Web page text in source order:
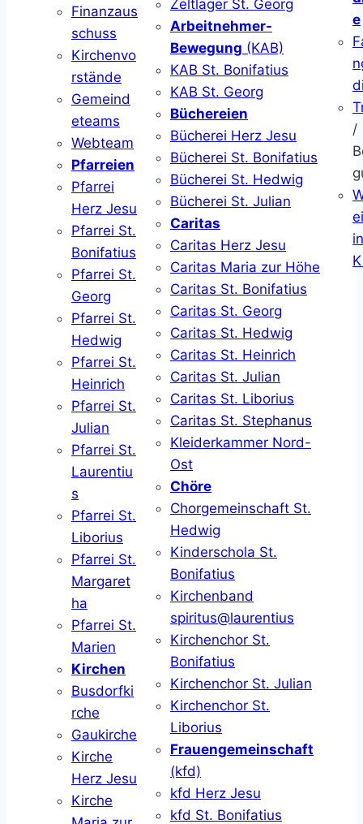
Finanzaus
schuss
Kirchenvo
rstände
Gemeind
eteams
Webteam
Pfarreien
Pfarrei
Herz Jesu
Pfarrei St.
Bonifatius
Pfarrei St.
Georg
Pfarrei St.
Hedwig
Pfarrei St.
Heinrich
Pfarrei St.
Julian
Pfarrei St.
Laurentiu
s
Pfarrei St.
Liborius
Pfarrei St.
Margaret
ha
Pfarrei St.
Marien
Kirchen
Busdorfki
rche
Gaukirche
Kirche
Herz Jesu
Kirche
Zeltlager St. Georg
Arbeitnehmer-
Bewegung (KAB)
KAB St. Bonifatius
KAB St. Georg
Büchereien
Bücherei Herz Jesu
Bücherei St. Bonifatius
Bücherei St. Hedwig
Bücherei St. Julian
Caritas
Caritas Herz Jesu
Caritas Maria zur Höhe
Caritas St. Bonifatius
Caritas St. Georg
Caritas St. Hedwig
Caritas St. Heinrich
Caritas St. Julian
Caritas St. Liborius
Caritas St. Stephanus
Kleiderkammer Nord-
Ost
Chöre
Chorgemeinschaft St.
Hedwig
Kinderschola St.
Bonifatius
Kirchenband
spiritus@laurentius
Kirchenchor St.
Bonifatius
Kirchenchor St. Julian
Kirchenchor St.
Liborius
Frauengemeinschaft
(kfd)
kfd Herz Jesu
kfd St. Bonifatius
e
/